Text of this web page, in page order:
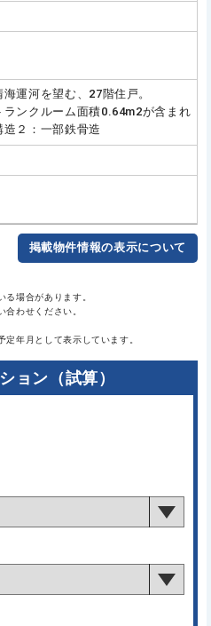
運河を望む、27階住戸。
ランクルーム面積0.64m2が含まれ
２：一部鉄骨造
掲載物件情報の表示について
場合があります。
わせください。
年月として表示しています。
ョン（試算）